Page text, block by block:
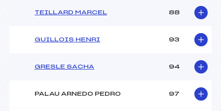
TEILLARD MARCEL 88
GUILLOIS HENRI 93
GRESLE SACHA 94
PALAU ARNEDO PEDRO 97